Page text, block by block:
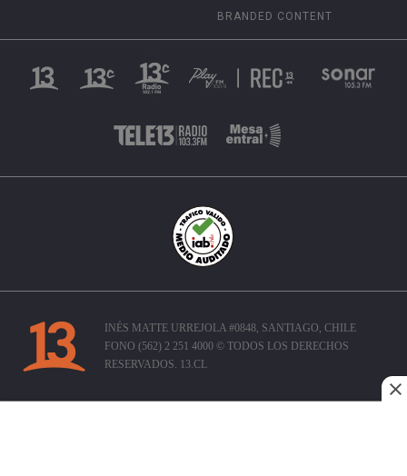
BRANDED CONTENT
INÉS MATTE URREJOLA #0848, SANTIAGO, CHILE
FONO (562) 2 251 4000 © TODOS LOS DERECHOS
RESERVADOS. 13.CL